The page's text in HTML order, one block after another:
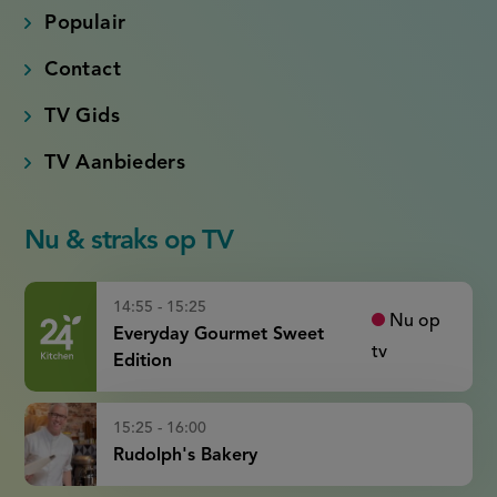
Populair
Contact
TV Gids
TV Aanbieders
Nu & straks op TV
14:55 - 15:25
Everyday Gourmet Sweet
Edition
Nu op
tv
15:25 - 16:00
Rudolph's Bakery